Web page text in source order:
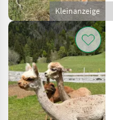
Kleinanzeige